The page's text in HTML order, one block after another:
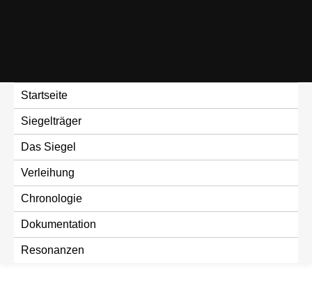
Startseite
Siegelträger
Das Siegel
Verleihung
Chronologie
Dokumentation
Resonanzen